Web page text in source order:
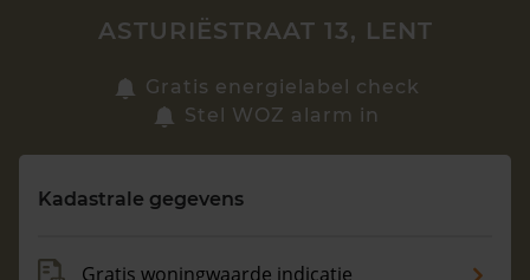
Zoek een woning
Maandag t/m vrijdag - 08:00 -18:00
ASTURIËSTRAAT 13, LENT
Gratis energielabel check
Stel WOZ alarm in
Kadastrale gegevens
Gratis woningwaarde indicatie